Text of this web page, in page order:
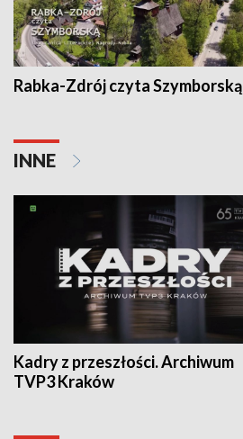
Rabka-Zdrój czyta Szymborską
INNE
Kadry z przeszłości. Archiwum
TVP3 Kraków